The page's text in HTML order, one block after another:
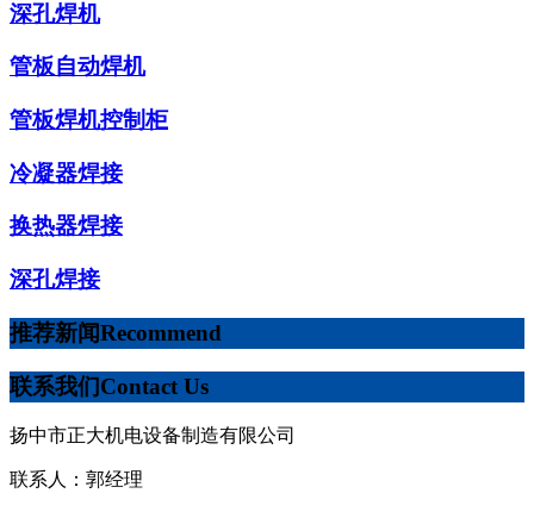
深孔焊机
管板自动焊机
管板焊机控制柜
冷凝器焊接
换热器焊接
深孔焊接
推荐新闻Recommend
联系我们Contact Us
扬中市正大机电设备制造有限公司
联系人：郭经理